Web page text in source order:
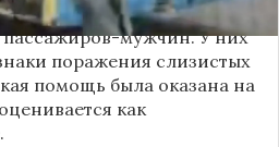
данным, пострадали
пассажиров-мужчин. У них
поражения слизистых
помощь была оказана на
как